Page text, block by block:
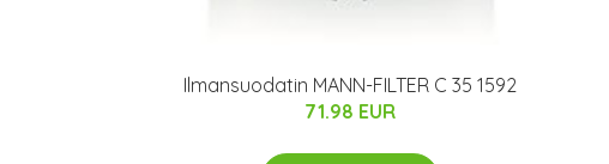
Ilmansuodatin MANN-FILTER C 35 1592
71.98 EUR